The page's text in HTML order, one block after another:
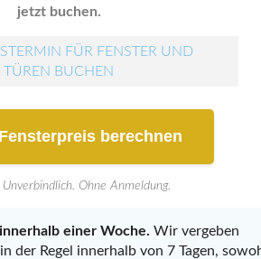
jetzt buchen.
FÜR FENSTER UND
TÜREN BUCHEN
berechnen
Unverbindlich. Ohne Anmeldung.
einer Woche. Wir vergeben
der Regel innerhalb von 7 Tagen,